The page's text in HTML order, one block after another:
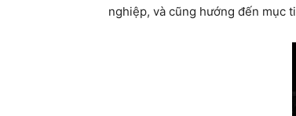
nghiệp, và cũng hướng đến mục